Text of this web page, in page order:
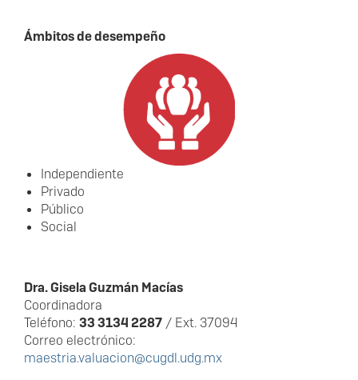
Ámbitos de desempeño
Independiente
Privado
Público
Social
Dra. Gisela Guzmán Macías
Coordinadora
Teléfono: 33 3134 2287 / Ext. 37094
Correo electrónico:
maestria.valuacion@cugdl.udg.mx